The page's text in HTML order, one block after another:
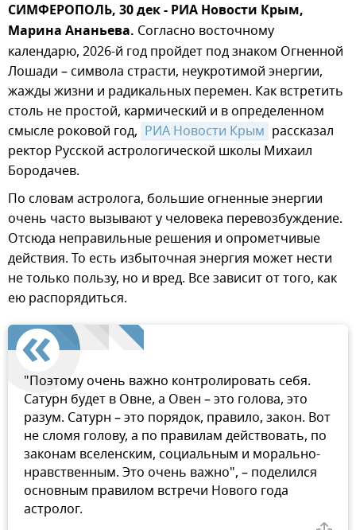
СИМФЕРОПОЛЬ, 30 дек - РИА Новости Крым,
Марина Ананьева. Согласно восточному
календарю, 2026-й год пройдет под знаком Огненной
Лошади – символа страсти, неукротимой энергии,
жажды жизни и радикальных перемен. Как встретить
столь не простой, кармический и в определенном
смысле роковой год, РИА Новости Крым рассказал
ректор Русской астрологической школы Михаил
Бородачев.
По словам астролога, большие огненные энергии
очень часто вызывают у человека перевозбуждение.
Отсюда неправильные решения и опрометчивые
действия. То есть избыточная энергия может нести
не только пользу, но и вред. Все зависит от того, как
ею распорядиться.
"Поэтому очень важно контролировать себя.
Сатурн будет в Овне, а Овен – это голова, это
разум. Сатурн – это порядок, правило, закон. Вот
не сломя голову, а по правилам действовать, по
законам вселенским, социальным и морально-
нравственным. Это очень важно", – поделился
основным правилом встречи Нового года
астролог.